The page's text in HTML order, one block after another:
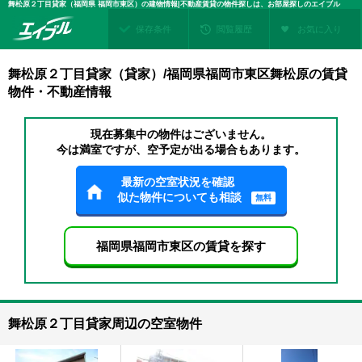
舞松原２丁目貸家（福岡県 福岡市東区）の建物情報|不動産賃貸の物件探しは、お部屋探しのエイブル
保存条件 閲覧履歴 お気に入り
舞松原２丁目貸家（貸家）/福岡県福岡市東区舞松原の賃貸
物件・不動産情報
現在募集中の物件はございません。
今は満室ですが、空予定が出る場合もあります。
最新の空室状況を確認
似た物件についても相談
無料
福岡県福岡市東区の賃貸を探す
舞松原２丁目貸家周辺の空室物件